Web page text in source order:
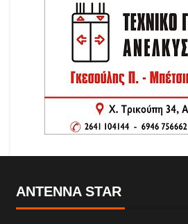
ANTENNA STAR